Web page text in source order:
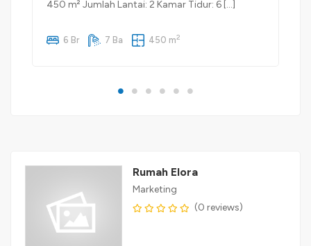
450 m² Jumlah Lantai: 2 Kamar Tidur: 6 […]
6 Br 7 Ba 450 m2
Rumah Elora
Marketing
(0 reviews)